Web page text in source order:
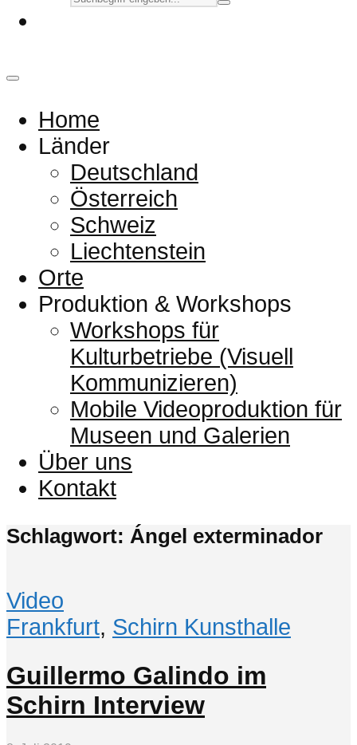
Home
Länder
Deutschland
Österreich
Schweiz
Liechtenstein
Orte
Produktion & Workshops
Workshops für
Kulturbetriebe (Visuell
Kommunizieren)
Mobile Videoproduktion für
Museen und Galerien
Über uns
Kontakt
Schlagwort: Ángel exterminador
Video
Frankfurt, Schirn Kunsthalle
Guillermo Galindo im
Schirn Interview